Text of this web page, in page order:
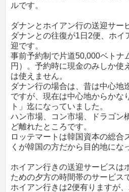
ルです。
ダナンとホイアン行の送迎サー
ダナンとの往復が1日2便、ホイ
迎です。
事前予約制で片道50,000ベトナ
円）。予約時に現金のみしか使
は使えません。
ダナン行の場合は、昔は中心地
ですが、現在は中心地からかな
ト」迄になっていました。
ハン市場、コン市場、ドラゴン
ど離れたところです。
ロッテマートは韓国資本の総合
くが韓国の方だから目的地にな
ホイアン行きの送迎サービスは
ための夕方の時間帯のサービス
ホイアン行きは2便有りますが